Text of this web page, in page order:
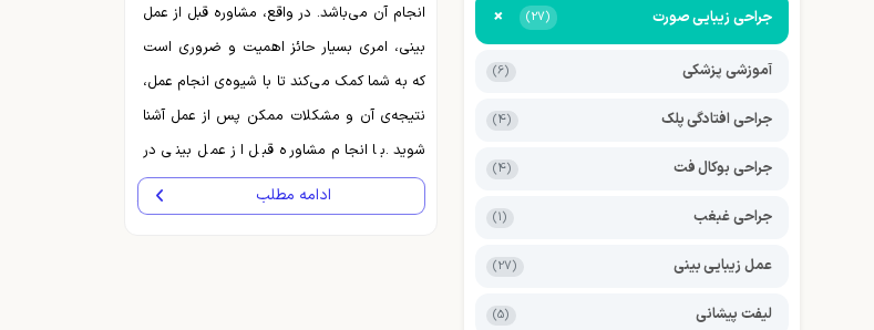
انجام آن می‌باشد. در واقع، مشاوره قبل از عمل
بینی، امری بسیار حائز اهمیت و ضروری است
که به شما کمک می‌کند تا با شیوه‌ی انجام عمل،
نتیجه‌ی آن و مشکلات ممکن پس از عمل آشنا
شوید. با انجام مشاوره قبل از عمل بینی در
شیراز، جراح بینی می‌تواند به شما توضیح دهد
که عمل بینی چگونه انجام می‌شود، چه نوع
ادامه مطلب
جراحی زیبایی صورت (27)
+
آموزشی پزشکی (6)
جراحی افتادگی پلک (4)
جراحی بوکال فت (4)
جراحی غبغب (1)
عمل زیبایی بینی (27)
لیفت پیشانی (5)